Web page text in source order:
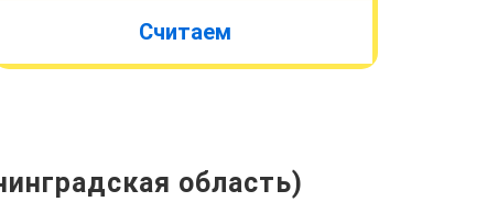
Считаем
область)